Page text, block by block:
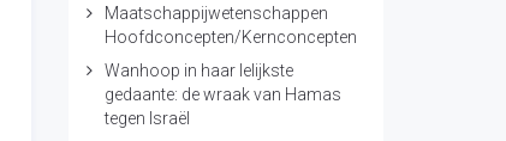
Maatschappijwetenschappen
Hoofdconcepten/Kernconcepten
Wanhoop in haar lelijkste
gedaante: de wraak van Hamas
tegen Israël